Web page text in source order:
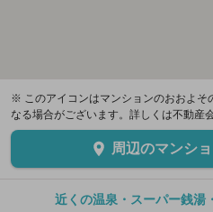
※ このアイコンはマンションのおおよそ
なる場合がございます。詳しくは不動産
周辺のマンシ
近くの温泉・スーパー銭湯